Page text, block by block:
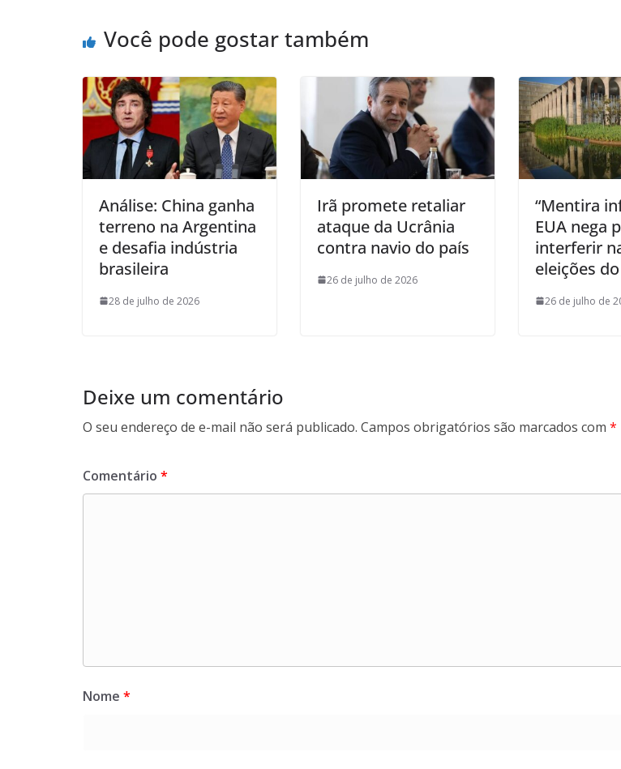
Você pode gostar também
Análise: China ganha
terreno na Argentina
e desafia indústria
brasileira
28 de julho de 2026
Irã promete retaliar
ataque da Ucrânia
contra navio do país
26 de julho de 2026
“Mentira
EUA nega
interferir
eleições
26 de julho de
Deixe um comentário
O seu endereço de e-mail não será publicado. Campos obrigatórios são marcados com *
Comentário *
Nome *